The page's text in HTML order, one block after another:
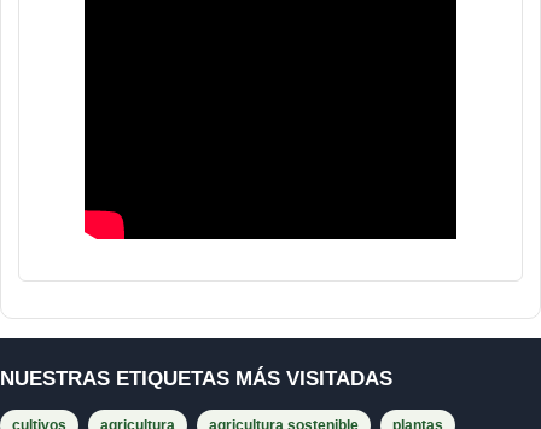
NUESTRAS ETIQUETAS MÁS VISITADAS
cultivos agricultura agricultura sostenible plantas